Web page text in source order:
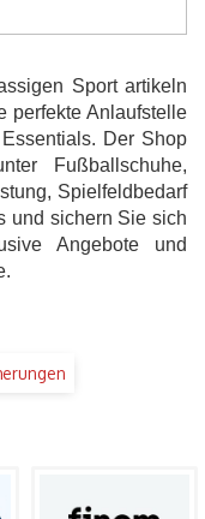
Sport artikeln
perfekte Anlaufstelle
Der Shop
Fußballschuhe,
Spielfeldbedarf
und sichern Sie sich
Angebote und